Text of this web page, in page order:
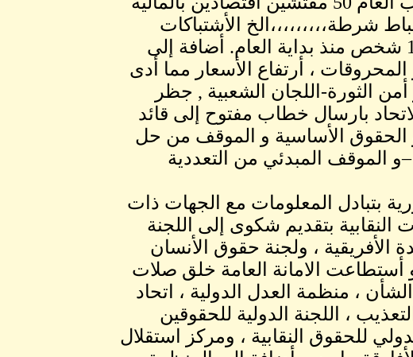
ضباط القوات المسلحة و أيضاً 360 ضباط شرطة،،،،،،،،،الخ الأشتباكات
القبلية في الأقاليم الغربية تجاوز ضحاياها 1500 شخص منذ بداية العام. أضافة إلى
، أرتفاع الأسعار مما أدى
الثورة-اللجان الشعبية , جظر
بارسال خطاب مفتوح إلى قائد
الحقوق الأساسية و الموقف من حل
–و الموقف المبدئي من التعددية
بتبادل المعلومات مع الجهات ذات
النقابية بتقديم شكوى إلى اللجنة
الأفريقية ، ولجنة حقوق الأنسان
و أستطاعت الامانة العامة خلق صلات
، منظمة العدل الدولية ، اتحاد
، اللجنة الدولية للحقوقين
للحقوق النقابية ، ومركز استقلال